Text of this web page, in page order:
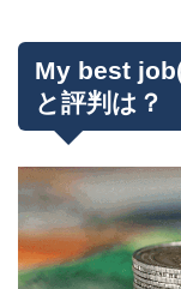
My best
と評判は？